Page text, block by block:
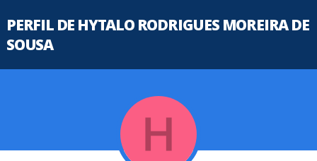
PERFIL DE HYTALO RODRIGUES MOREIRA DE
SOUSA